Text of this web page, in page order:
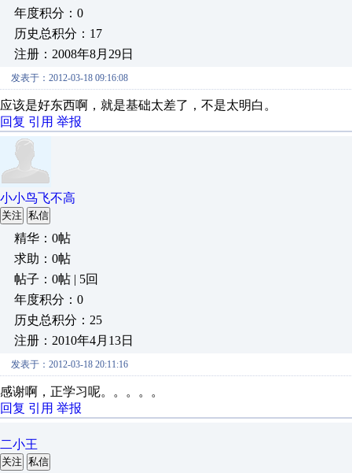
年度积分：0
历史总积分：17
注册：2008年8月29日
发表于：2012-03-18 09:16:08
应该是好东西啊，就是基础太差了，不是太明白。
回复 引用 举报
小小鸟飞不高
关注 私信
精华：0帖
求助：0帖
帖子：0帖 | 5回
年度积分：0
历史总积分：25
注册：2010年4月13日
发表于：2012-03-18 20:11:16
感谢啊，正学习呢。。。。。
回复 引用 举报
二小王
关注 私信